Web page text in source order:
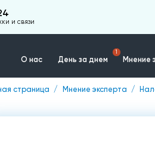
и связи
О нас День за днем
1
Мнение
страница Мнение эксперта